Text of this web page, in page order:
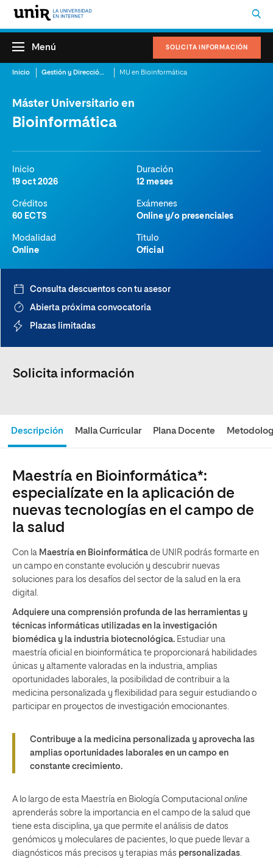
SOLICITA INFORMACIÓN
Menú
Inicio Gestión y Dirección Sanitaria MU en Bioinformática
Máster Universitario en
Bioinformática
Inicio
19 oct 2026
Duración
12 meses
Créditos
60 ECTS
Exámenes
Online y/o presenciales
Modalidad
Online
Titulo
Oficial
Descripción Malla Curricular Plana Docente
Maestría en Bioinformática*:
especialízate en la aplicación de
nuevas tecnologías en el campo de
la salud
Con la Maestría en Bioinformática de UNIR podrás formarte en
un campo en constante evolución y descubrir nuevas
soluciones para los desafíos del sector de la salud en la era
digital.
Adquiere una comprensión profunda de las herramientas y
técnicas informáticas utilizadas en la investigación
biomédica y la industria biotecnológica. Estudiar una
maestría oficial en bioinformática te proporcionará habilidades
únicas y altamente valoradas en la industria, amplias
oportunidades laborales, la posibilidad de contribuir a la
medicina personalizada y flexibilidad para seguir estudiando o
participar en proyectos de investigación emocionantes.
Contribuye a la medicina personalizada y aprovecha las
amplias oportunidades laborales en un campo en
constante crecimiento.
A lo largo de esta Maestría en Biología Computacional online
aprenderás sobre la importancia en el campo de la salud que
tiene esta disciplina, ya que permite el análisis de datos
genómicos y moleculares de pacientes, lo que puede llevar a
diagnósticos más precisos y terapias más personalizadas.
Consulta descuentos con tu asesor
Abierta próxima convocatoria
Plazas limitadas
Solicita información